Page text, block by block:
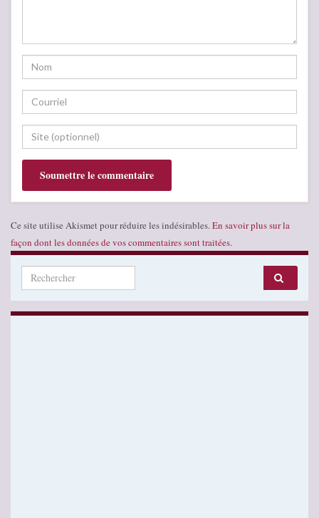
Ce site utilise Akismet pour réduire les indésirables. En savoir plus sur la
façon dont les données de vos commentaires sont traitées.
Search for: